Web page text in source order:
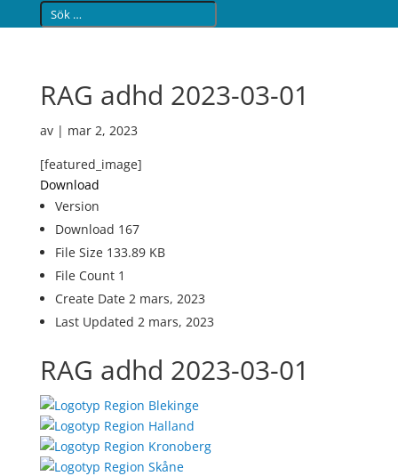
RAG adhd 2023-03-01
av | mar 2, 2023
[featured_image]
Download
Version
Download 167
File Size 133.89 KB
File Count 1
Create Date 2 mars, 2023
Last Updated 2 mars, 2023
RAG adhd 2023-03-01